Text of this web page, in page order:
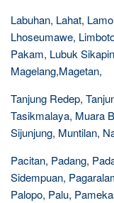
Labuhan, Lahat,
Lhoseumawe,
Pakam, Lubuk
Magelang,Magetan,
Tanjung Redep,
Tasikmalaya, Muara
Sijunjung, Muntilan,
Pacitan, Padang,
Sidempuan,
Palopo, Palu,